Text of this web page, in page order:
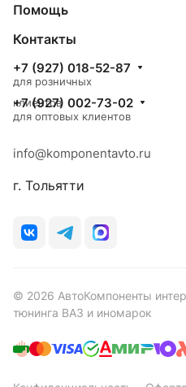
Помощь
Контакты
+7 (927) 018-52-87
для розничных
клиентов
+7 (927) 002-73-02
для оптовых клиентов
info@komponentavto.ru
г. Тольятти
© 2026 АвтоКомпоненты
тюнинга ВАЗ и иномарок